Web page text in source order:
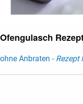
Ofengulasch
ohne Anbraten - Rezept